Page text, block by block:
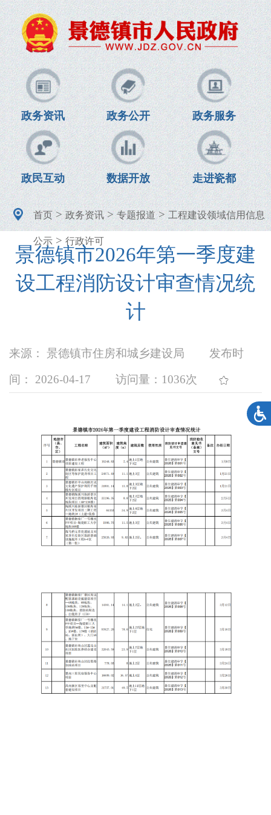
政务资讯 政务公开 政务服务
政民互动 数据开放 走进瓷都
首页>政务资讯>专题报道>工程建设领域信用信息
公示> 行政许可
景德镇市2026年第一季度建
设工程消防设计审查情况统
计
来源： 景德镇市住房和城乡建设局 发布时
间： 2026-04-17 访问量： 1036次